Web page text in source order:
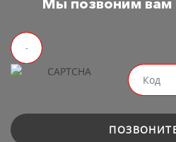
Мы позвоним вам